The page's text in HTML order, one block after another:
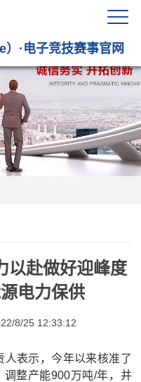
·电子竞技赛事官网
以赴做好迎峰度
电力保供
8/25 12:33:12
表示，今年以来核准了
整产能900万吨/年，并